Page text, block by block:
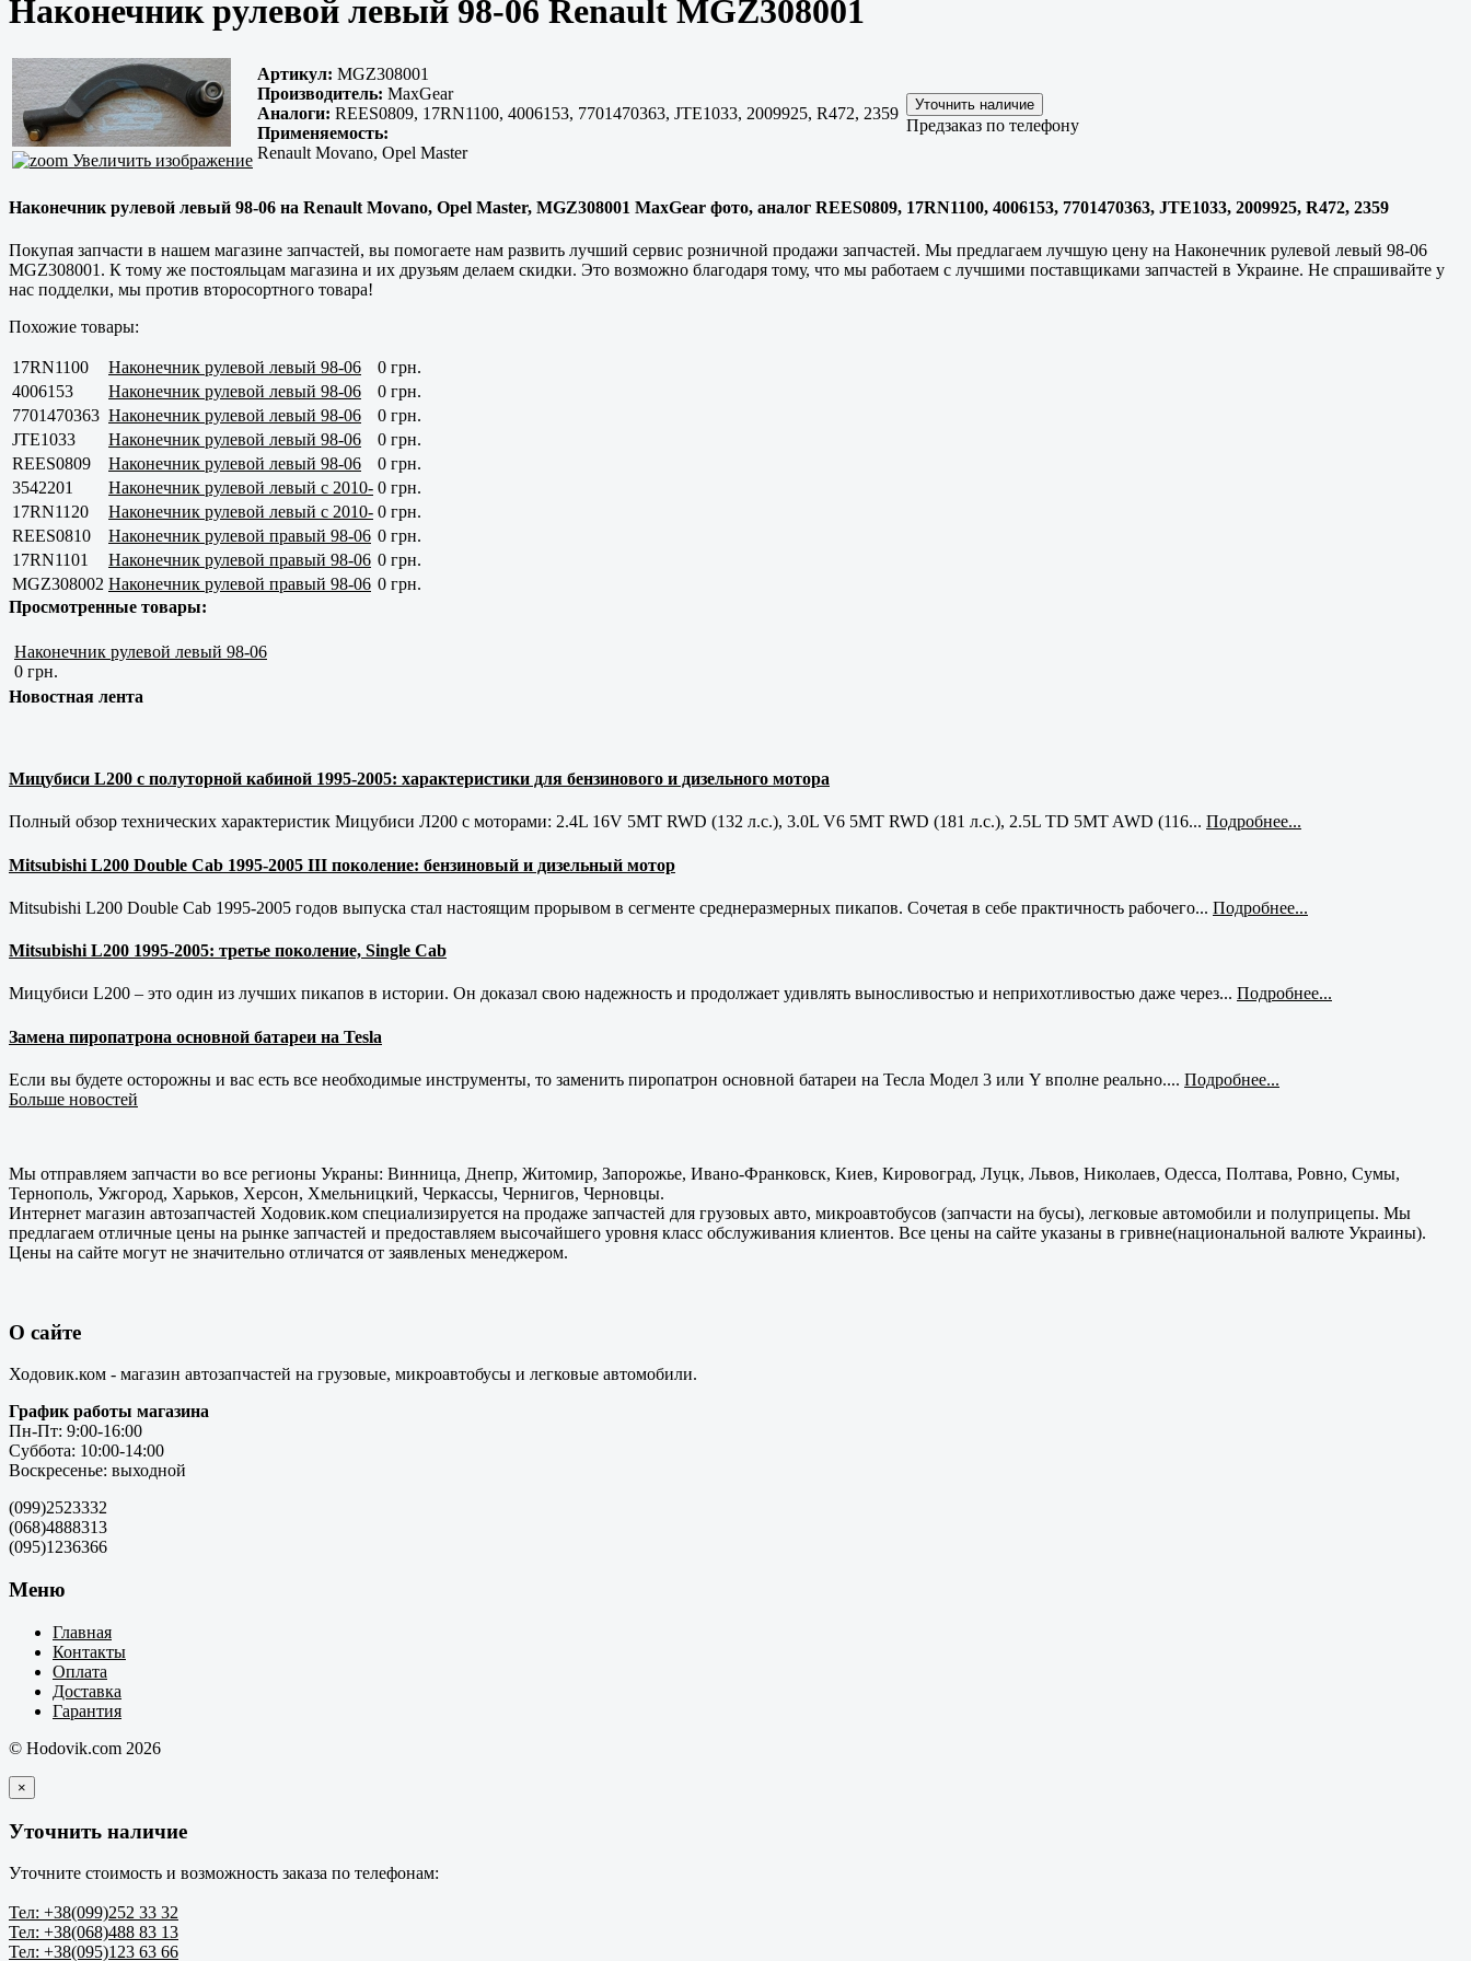
Наконечник рулевой левый 98-06 Renault MGZ308001
Увеличить изображение
Артикул: MGZ308001
Производитель: MaxGear
Аналоги: REES0809, 17RN1100, 4006153, 7701470363, JTE1033, 2009925, R472, 2359
Применяемость:
Renault Movano, Opel Master
Предзаказ по телефону
Наконечник рулевой левый 98-06 на Renault Movano, Opel Master, MGZ308001 MaxGear фото, аналог REES0809, 17RN1100, 4006153, 7701470363, JTE1033, 2009925, R472, 2359
Покупая запчасти в нашем магазине запчастей, вы помогаете нам развить лучший сервис розничной продажи запчастей. Мы предлагаем лучшую цену на Наконечник рулевой левый 98-06
MGZ308001. К тому же постояльцам магазина и их друзьям делаем скидки. Это возможно благодаря тому, что мы работаем с лучшими поставщиками запчастей в Украине. Не спрашивайте у
нас подделки, мы против второсортного товара!
Похожие товары:
17RN1100 Наконечник рулевой левый 98-06
0 грн.
4006153
Наконечник рулевой левый 98-06
0 грн.
7701470363 Наконечник рулевой левый 98-06
0 грн.
JTE1033
Наконечник рулевой левый 98-06
0 грн.
REES0809
Наконечник рулевой левый 98-06
0 грн.
3542201
Наконечник рулевой левый с 2010- 0 грн.
17RN1120
Наконечник рулевой левый с 2010- 0 грн.
REES0810
Наконечник рулевой правый 98-06 0 грн.
17RN1101
Наконечник рулевой правый 98-06 0 грн.
MGZ308002 Наконечник рулевой правый 98-06 0 грн.
Просмотренные товары:
Наконечник рулевой левый 98-06
0 грн.
Новостная лента
Мицубиси L200 с полуторной кабиной 1995-2005: характеристики для бензинового и дизельного мотора
Полный обзор технических характеристик Мицубиси Л200 с моторами: 2.4L 16V 5MT RWD (132 л.с.), 3.0L V6 5MT RWD (181 л.с.), 2.5L TD 5MT AWD (116... Подробнее...
Mitsubishi L200 Double Cab 1995-2005 III поколение: бензиновый и дизельный мотор
Mitsubishi L200 Double Cab 1995-2005 годов выпуска стал настоящим прорывом в сегменте среднеразмерных пикапов. Сочетая в себе практичность рабочего... Подробнее...
Mitsubishi L200 1995-2005: третье поколение, Single Cab
Мицубиси L200 – это один из лучших пикапов в истории. Он доказал свою надежность и продолжает удивлять выносливостью и неприхотливостью даже через... Подробнее...
Замена пиропатрона основной батареи на Tesla
Если вы будете осторожны и вас есть все необходимые инструменты, то заменить пиропатрон основной батареи на Тесла Модел 3 или Y вполне реально.... Подробнее...
Больше новостей
Мы отправляем запчасти во все регионы Украны: Винница, Днепр, Житомир, Запорожье, Ивано-Франковск, Киев, Кировоград, Луцк, Львов, Николаев, Одесса, Полтава, Ровно, Сумы,
Тернополь, Ужгород, Харьков, Херсон, Хмельницкий, Черкассы, Чернигов, Черновцы.
Интернет магазин автозапчастей Ходовик.ком специализируется на продаже запчастей для грузовых авто, микроавтобусов (запчасти на бусы), легковые автомобили и полуприцепы. Мы
предлагаем отличные цены на рынке запчастей и предоставляем высочайшего уровня класс обслуживания клиентов. Все цены на сайте указаны в гривне(национальной валюте Украины).
Цены на сайте могут не значительно отличатся от заявленых менеджером.
О сайте
Ходовик.ком - магазин автозапчастей на грузовые, микроавтобусы и легковые автомобили.
График работы магазина
Пн-Пт: 9:00-16:00
Суббота: 10:00-14:00
Воскресенье: выходной
(099)2523332
(068)4888313
(095)1236366
Меню
Главная
Контакты
Оплата
Доставка
Гарантия
© Hodovik.com 2026
×
Уточнить наличие
Уточните стоимость и возможность заказа по телефонам:
Тел: +38(099)252 33 32
Тел: +38(068)488 83 13
Тел: +38(095)123 63 66